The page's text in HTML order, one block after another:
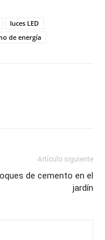
luces LED
de energía
Artículo siguiente
de cemento en el
jardín